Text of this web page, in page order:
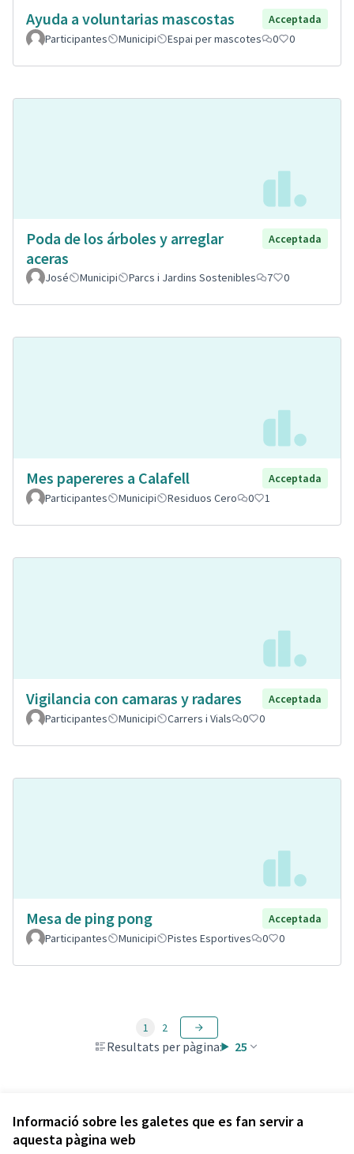
Informació sobre les galetes que es fan servir a
aquesta pàgina web
Ayuda a voluntarias mascostas
Acceptada
Participantes
Municipi Espai per mascotes 0 0
Poda de los árboles y arreglar
aceras
Acceptada
José Municipi Parcs i Jardins Sostenibles 7 0
Mes papereres a Calafell
Acceptada
Participantes
Municipi Residuos Cero 0 1
Vigilancia con camaras y radares
Acceptada
Participantes
Municipi Carrers i Vials 0 0
Mesa de ping pong
Acceptada
Participantes
Municipi Pistes Esportives 0 0
Resultats per pàgina: 25
1 2
Veure totes les propostes retirades